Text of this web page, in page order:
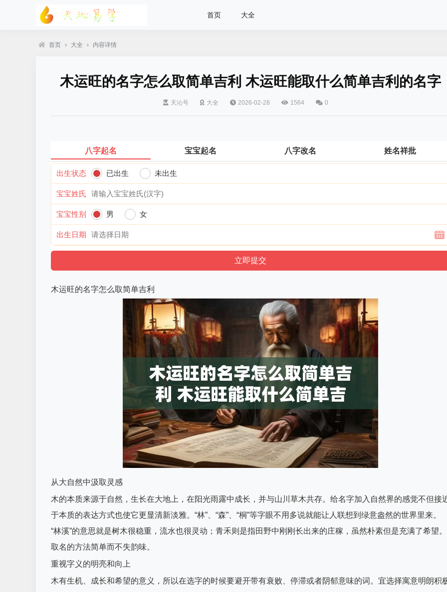
首页 大全
首页 › 大全 › 内容详情
木运旺的名字怎么取简单吉利 木运旺能取什么简单吉利的名字
天沁号 大全 2026-02-28 1564 0
八字起名 宝宝起名 八字改名 姓名祥批
出生状态 已出生 未出生
宝宝姓氏
宝宝性别 男 女
出生日期
木运旺的名字怎么取简单吉利
从大自然中汲取灵感
木的本质来源于自然，生长在大地上，在阳光雨露中成长，并与山川草木共存。给名字加入自然界的感觉不但接
于本质的表达方式也使它更显清新淡雅。“林”、“森”、“桐”等字眼不用多说就能让人联想到绿意盎然的世界里来。
“林溪”的意思就是树木很稳重，流水也很灵动；青禾则是指田野中刚刚长出来的庄稼，虽然朴素但是充满了希望。
取名的方法简单而不失韵味。
重视字义的明亮和向上
木有生机、成长和希望的意义，所以在选字的时候要避开带有衰败、停滞或者阴郁意味的词。宜选择寓意明朗积